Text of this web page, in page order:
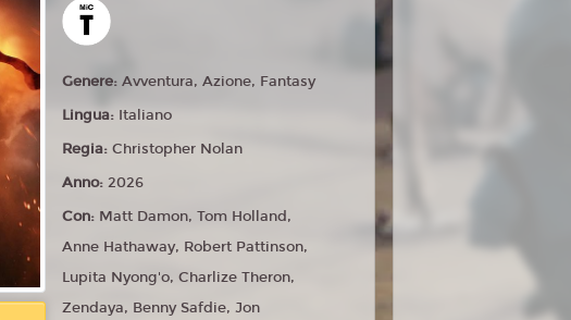
Genere:Avventura, Azione, Fantasy
Lingua: Italiano
Regia:Christopher Nolan
Anno:2026
Con: Matt Damon, Tom Holland,
Anne Hathaway, Robert Pattinson,
Lupita Nyong'o, Charlize Theron,
Zendaya, Benny Safdie, Jon